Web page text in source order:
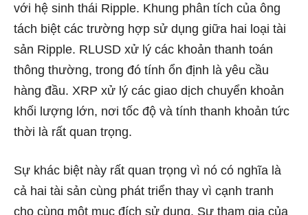
với hệ sinh thái Ripple. Khung phân tích của ông
tách biệt các trường hợp sử dụng giữa hai loại tài
sản Ripple. RLUSD xử lý các khoản thanh toán
thông thường, trong đó tính ổn định là yêu cầu
hàng đầu. XRP xử lý các giao dịch chuyển khoản
khối lượng lớn, nơi tốc độ và tính thanh khoản tức
thời là rất quan trọng.
Sự khác biệt này rất quan trọng vì nó có nghĩa là
cả hai tài sản cùng phát triển thay vì cạnh tranh
cho cùng một mục đích sử dụng. Sự tham gia của